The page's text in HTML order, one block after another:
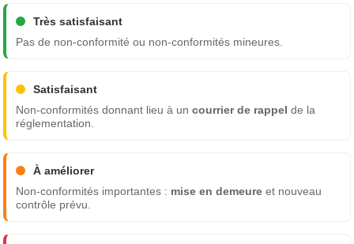
Très satisfaisant
Pas de non-conformité ou non-conformités mineures.
Satisfaisant
Non-conformités donnant lieu à uncourrier de rappel de la
réglementation.
À améliorer
Non-conformités importantes : mise en demeure et nouveau
contrôle prévu.